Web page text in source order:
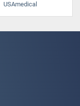
USAmedical